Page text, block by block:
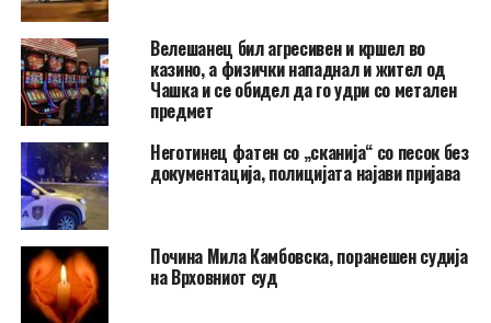
Велешанец бил агресивен и кршел во
казино, а физички нападнал и жител од
Чашка и се обидел да го удри со метален
предмет
Неготинец фатен со „сканија“ со песок без
документација, полицијата најави пријава
Почина Мила Камбовска, поранешен судија
на Врховниот суд